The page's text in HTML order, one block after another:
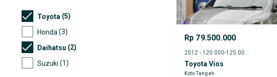
Toyota (5)
Honda (3)
Daihatsu (2)
Suzuki (1)
Rp 79.500.000
Toyota Vios
Koto Tangah